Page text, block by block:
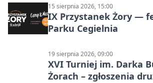
15 sierpnia 2026, 15:00
IX Przystanek Żory —
Parku Cegielnia
19 sierpnia 2026, 09:00
XVI Turniej im. Darka
Żorach – zgłoszenia